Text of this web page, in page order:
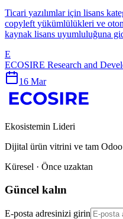
Ticari yazılımlar için lisans
copyleft yükümlülükleri ve
kaynak lisans uyumluluğuna
E
ECOSIRE Research and
16 Mar
Ekosistemin Lideri
Dijital ürün vitrini ve tam
Küresel · Önce uzaktan
Güncel kalın
E-posta adresinizi girin